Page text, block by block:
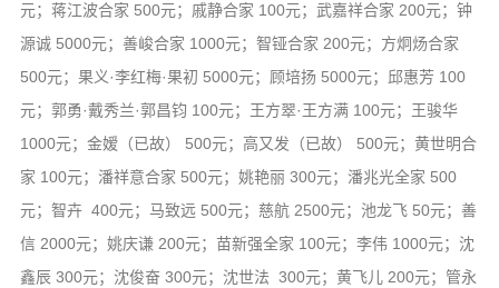
元；蒋江波合家 500元；戚静合家 100元；武嘉祥合家 200元；钟
源诚 5000元；善峻合家 1000元；智铔合家 200元；方炯炀合家
500元；果义·李红梅·果初 5000元；顾培扬 5000元；邱惠芳 100
元；郭勇·戴秀兰·郭昌钧 100元；王方翠·王方满 100元；王骏华
1000元；金嫒（已故） 500元；高又发（已故） 500元；黄世明合
家 100元；潘祥意合家 500元；姚艳丽 300元；潘兆光全家 500
元；智卉 400元；马致远 500元；慈航 2500元；池龙飞 50元；善
信 2000元；姚庆谦 200元；苗新强全家 100元；李伟 1000元；沈
鑫辰 300元；沈俊奋 300元；沈世法 300元；黄飞儿 200元；管永